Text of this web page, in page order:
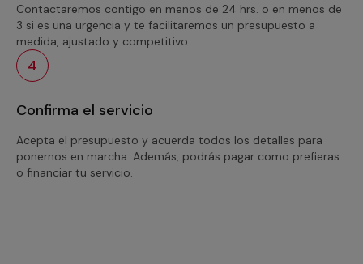
Contactaremos contigo en menos de 24 hrs. o en menos de
3 si es una urgencia y te facilitaremos un presupuesto a
medida, ajustado y competitivo.
4
Confirma el servicio
Acepta el presupuesto y acuerda todos los detalles para
ponernos en marcha. Además, podrás pagar como prefieras
o financiar tu servicio.